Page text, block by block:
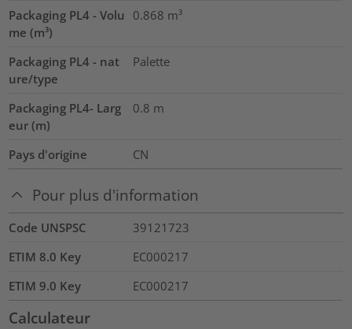
Packaging PL4 - Volu
me (m³)
0.868 m³
Packaging PL4 - nat
ure/type
Palette
Packaging PL4- Larg
eur (m)
0.8 m
Pays d'origine CN
Pour plus d'information
Code UNSPSC
39121723
ETIM 8.0 Key
EC000217
ETIM 9.0 Key
EC000217
Calculateur